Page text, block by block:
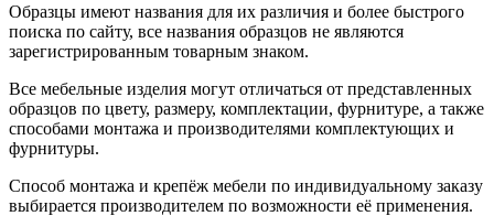
Образцы имеют названия для их различия и более быстрого
поиска по сайту, все названия образцов не являются
зарегистрированным товарным знаком.
Все мебельные изделия могут отличаться от представленных
образцов по цвету, размеру, комплектации, фурнитуре, а также
способами монтажа и производителями комплектующих и
фурнитуры.
Способ монтажа и крепёж мебели по индивидуальному заказу
выбирается производителем по возможности её применения.